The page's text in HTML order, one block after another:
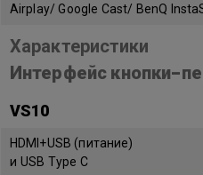
Airplay/ Google Cast/ BenQ
Характеристики
Интерфейс кнопки-
VS10
HDMI+USB (питание)
и USB Type C